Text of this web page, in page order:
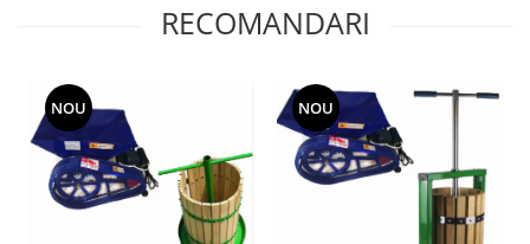
RECOMANDARI
NOU NOU